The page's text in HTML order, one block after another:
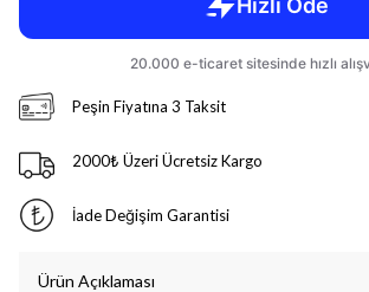
Peşin Fiyatına 3 Taksit
2000₺ Üzeri Ücretsiz Kargo
İade Değişim Garantisi
Ürün Açıklaması